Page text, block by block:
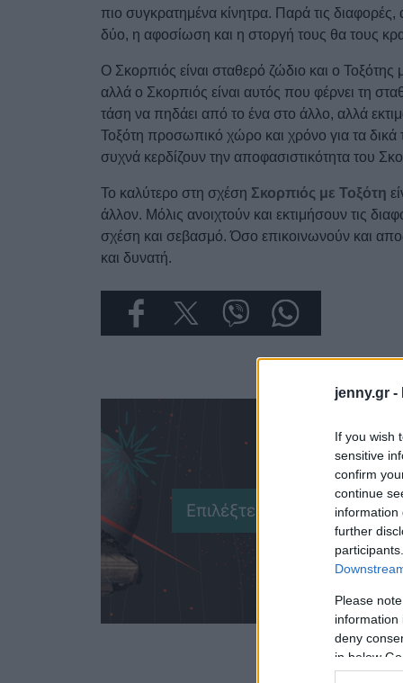
jenny.gr -
If you wish
sensitive
confirm
continue
information
further
Please
information
deny
in below
πιο συγκρατημένα κίνητρα. Παρά τις
δύο, η αφοσίωση και η στοργή τους θα τους
Ο Σκορπιός είναι σταθερό ζώδιο και ο
αλλά ο Σκορπιός είναι αυτός που φέρνει τη
τάση να πηδάει από το ένα στο άλλο, αλλά
Τοξότη προσωπικό χώρο και χρόνο για τα δικά
συχνά κερδίζουν την αποφασιστικότητα του
Το καλύτερο στη σχέση Σκορπιός με Τοξότη
άλλον. Μόλις ανοιχτούν και εκτιμήσουν τις
σχέση και σεβασμό. Όσο επικοινωνούν και
και δυνατή.